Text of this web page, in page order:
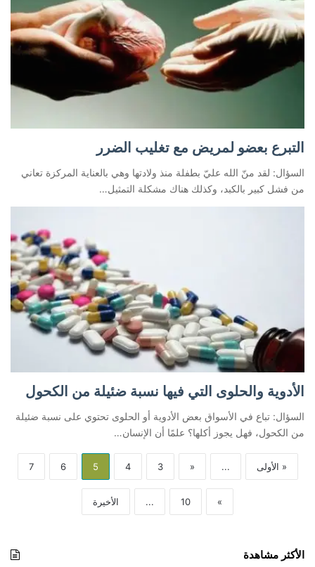
التبرع بعضو لمريض مع تغليب الضرر
السؤال: لقد منّ الله عليّ بطفلة منذ ولادتها وهي بالعناية المركزة تعاني
من فشل كبير بالكبد، وكذلك هناك مشكلة التمثيل…
الأدوية والحلوى التي فيها نسبة ضئيلة من الكحول
السؤال: تباع في الأسواق بعض الأدوية أو الحلوى تحتوي على نسبة ضئيلة
من الكحول، فهل يجوز أكلها؟ علمًا أن الإنسان…
« الأولى ...
«
3
4
5
6
7
»
10
... الأخيرة
الأكثر مشاهدة